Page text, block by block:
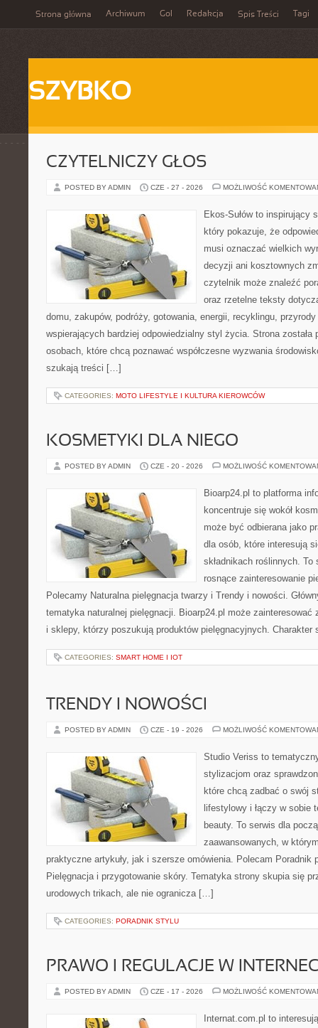
Strona główna Archiwum Gol Redakcja Spis Treści Tagi
SZYBKO
CZYTELNICZY GŁOS
POSTED BY ADMIN CZE - 27 - 2026 MOŻLIWOŚĆ
Ekos-Sułów to inspirujący
który pokazuje, że
musi oznaczać wielkich
decyzji ani kosztownych
czytelnik może znaleźć
oraz rzetelne teksty
domu, zakupów, podróży, gotowania, energii, recyklingu,
wspierających bardziej odpowiedzialny styl życia. Strona została
osobach, które chcą poznawać współczesne wyzwania
szukają treści […]
CATEGORIES: MOTO LIFESTYLE I KULTURA KIEROWCÓW
KOSMETYKI DLA NIEGO
POSTED BY ADMIN CZE - 20 - 2026 MOŻLIWOŚĆ
Bioarp24.pl to platforma
koncentruje się wokół
może być odbierana jako
dla osób, które interesują
składnikach roślinnych.
rosnące zainteresowanie
Polecamy Naturalna pielęgnacja twarzy i Trendy i nowości.
tematyka naturalnej pielęgnacji. Bioarp24.pl może zainteresować
i sklepy, którzy poszukują produktów pielęgnacyjnych.
CATEGORIES: SMART HOME I IOT
TRENDY I NOWOŚCI
POSTED BY ADMIN CZE - 19 - 2026 MOŻLIWOŚĆ
Studio Veriss to
stylizacjom oraz
które chcą zadbać o swój
lifestylowy i łączy w sobie
beauty. To serwis dla
zaawansowanych, w
praktyczne artykuły, jak i szersze omówienia. Polecam
Pielęgnacja i przygotowanie skóry. Tematyka strony skupia się
urodowych trikach, ale nie ogranicza […]
CATEGORIES: PORADNIK STYLU
PRAWO I REGULACJE W
POSTED BY ADMIN CZE - 17 - 2026 MOŻLIWOŚĆ
Internat.com.pl to